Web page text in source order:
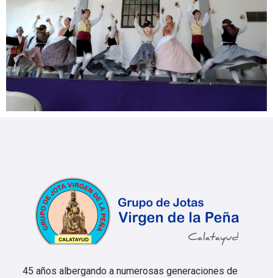
45 años albergando a numerosas generaciones de